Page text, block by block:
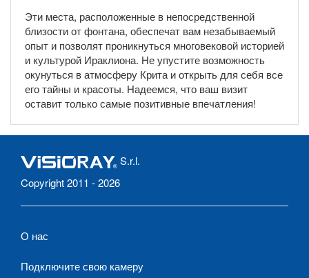
Эти места, расположенные в непосредственной
близости от фонтана, обеспечат вам незабываемый
опыт и позволят проникнуться многовековой историей
и культурой Ираклиона. Не упустите возможность
окунуться в атмосферу Крита и открыть для себя все
его тайны и красоты. Надеемся, что ваш визит
оставит только самые позитивные впечатления!
S.r.l.
Copyright 2011 - 2026
О нас
Подключите свою камеру